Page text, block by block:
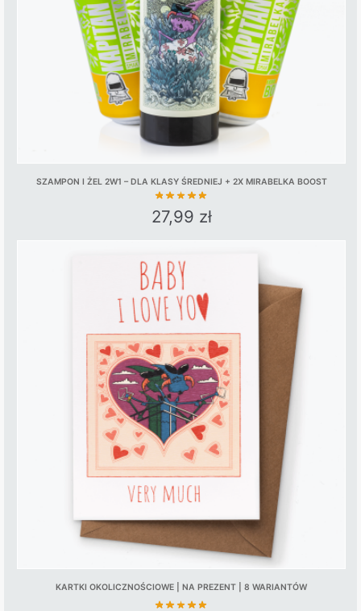
SZAMPON I ŻEL 2W1 – DLA KLASY ŚREDNIEJ + 2X MIRABELKA BOOST
27,99 zł
KARTKI OKOLICZNOŚCIOWE | NA PREZENT | 8 WARIANTÓW